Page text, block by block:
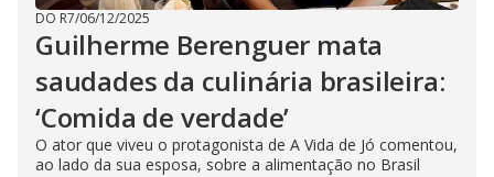
DO R7/06/12/2025
Guilherme Berenguer mata
saudades da culinária brasileira:
‘Comida de verdade’
O ator que viveu o protagonista de A Vida de Jó comentou,
ao lado da sua esposa, sobre a alimentação no Brasil